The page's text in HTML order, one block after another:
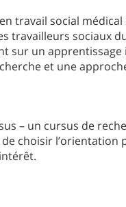
travail social
travailleurs sociaux
sur un
et une
– un cursus de
choisir